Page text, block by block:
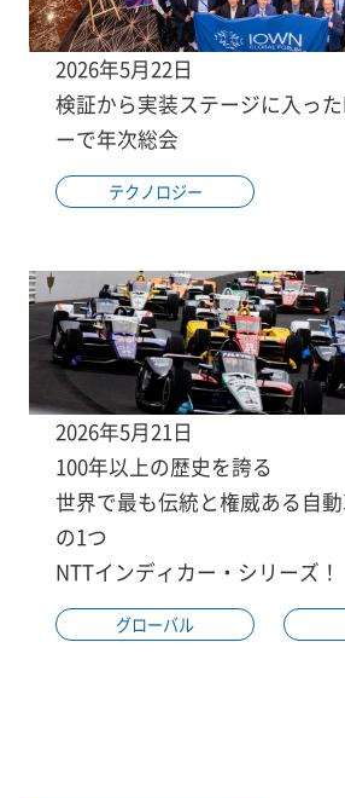
2026年5月22日
検証から実装ステージに入っ
ーで年次総会
テクノロジー
2026年5月21日
100年以上の歴史を誇る
世界で最も伝統と権威ある自
の1つ
NTTインディカー・シリーズ！
グローバル